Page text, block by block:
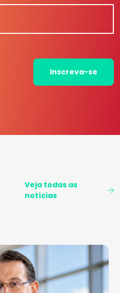
Inscreva-se
Veja todas as
notícias